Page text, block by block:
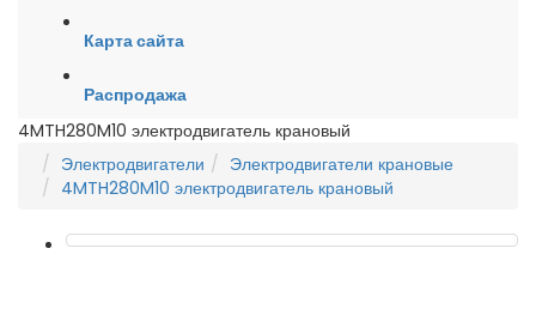
Карта сайта
Распродажа
4MTH280M10 электродвигатель крановый
Электродвигатели
Электродвигатели крановые
4MTH280M10 электродвигатель крановый